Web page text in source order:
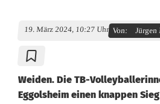
19. März 2024, 10:27 Uhr Von: Jürgen
Weiden. Die TB-
Eggolsheim einen knappen